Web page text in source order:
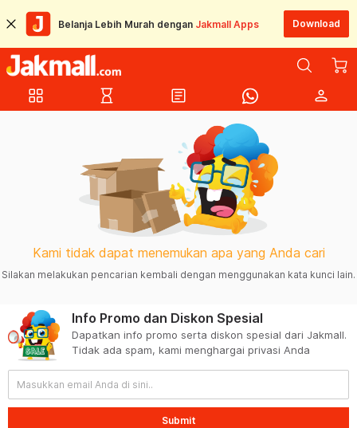
Belanja Lebih Murah dengan Jakmall Apps Download
grid_view hourglass_empty article person
Kami tidak dapat menemukan apa yang Anda cari
Silakan melakukan pencarian kembali dengan menggunakan kata kunci lain.
Info Promo dan Diskon Spesial
Dapatkan info promo serta diskon spesial dari Jakmall.
Tidak ada spam, kami menghargai privasi Anda
Submit